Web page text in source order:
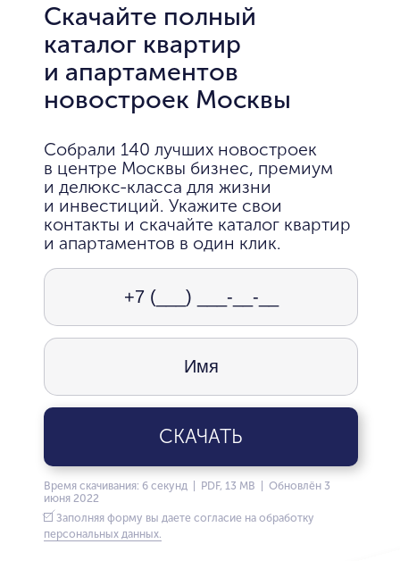
Скачайте полный
каталог квартир
и апартаментов
новостроек Москвы
Собрали 140 лучших новостроек
в центре Москвы бизнес, премиум
и делюкс-класса для жизни
и инвестиций. Укажите свои
контакты и скачайте каталог квартир
и апартаментов в один клик.
СКАЧАТЬ
Время скачивания: 6 секунд | PDF, 13 MB | Обновлён 3
июня 2022
Заполняя форму вы даете согласие на обработку
персональных данных.